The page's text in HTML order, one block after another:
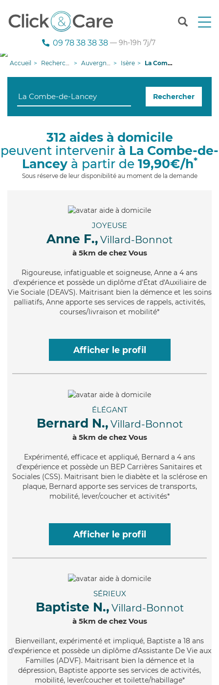
T
n
g
i
09 78 38 38 38 — 9h-19h 7j/7
Accueil Recherche aide à domicile Auvergne-Rhône-Alpes Isère La Combe-de-Lancey
Rechercher
312 aides à domicile
peuvent intervenir à La Combe-de-
Lanceyà partir de 19,90€/h*
Sous réserve de leur disponibilité au moment de la demande
JOYEUSE
Anne F., Villard-Bonnot
à 5km de chez Vous
Rigoureuse, infatiguable et soigneuse, Anne a 4 ans
d'expérience et possède un diplôme d'État d'Auxiliaire de
Vie Sociale (DEAVS). Maitrisant bien la démence et les soins
palliatifs, Anne apporte ses services de rappels, activités,
courses/livraison et mobilité*
Afficher le profil
ÉLÉGANT
Bernard N., Villard-Bonnot
à 5km de chez Vous
Expérimenté, efficace et appliqué, Bernard a 4 ans
d'expérience et possède un BEP Carrières Sanitaires et
Sociales (CSS). Maitrisant bien le diabète et la sclérose en
plaque, Bernard apporte ses services de transports,
mobilité, lever/coucher et activités*
Afficher le profil
SÉRIEUX
Baptiste N., Villard-Bonnot
à 5km de chez Vous
Bienveillant, expérimenté et impliqué, Baptiste a 18 ans
d'expérience et possède un diplôme d'Assistante De Vie aux
Familles (ADVF). Maitrisant bien la démence et la
dépression, Baptiste apporte ses services de activités,
mobilité, lever/coucher et toilette/habillage*